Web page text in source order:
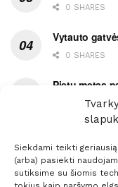
Siekdami teikti
(arba) pasiekti
sutiksime su šiomis
0 SHARES
Vytauto
0 SHARES
Pietų metas
0 SHARES